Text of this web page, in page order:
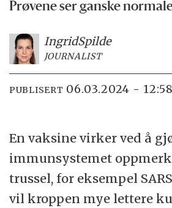
Prøvene ser ganske
IngridSpilde
JOURNALIST
PUBLISERT 06.03.2024 - 12:58
En vaksine virker ved å
immunsystemet
trussel, for eksempel
vil kroppen mye lettere